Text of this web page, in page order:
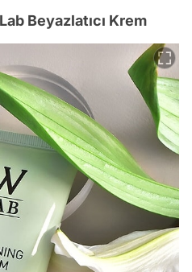
Beyazlatıcı Krem